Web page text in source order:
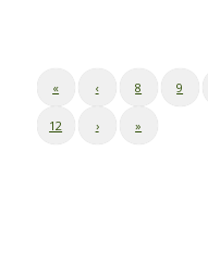
« ‹ 8 9
12 › »